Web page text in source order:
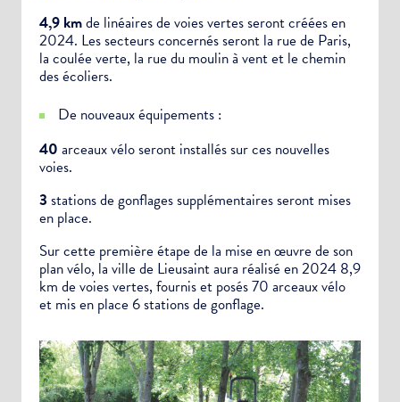
4,9 kmde linéaires de voies vertes seront créées en
2024. Les secteurs concernés seront la rue de Paris,
la coulée verte, la rue du moulin à vent et le chemin
des écoliers.
De nouveaux équipements :
40 arceaux vélo seront installés sur ces nouvelles
voies.
3 stations de gonflages supplémentaires seront mises
en place.
Sur cette première étape de la mise en œuvre de son
plan vélo, la ville de Lieusaint aura réalisé en 2024 8,9
km de voies vertes, fournis et posés 70 arceaux vélo
et mis en place 6 stations de gonflage.